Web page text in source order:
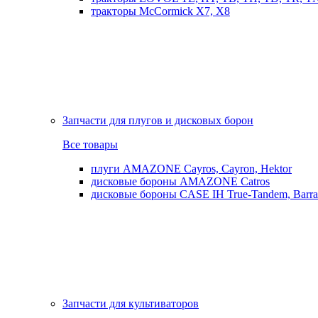
тракторы McCormick X7, X8
Запчасти для плугов и дисковых борон
Все товары
плуги AMAZONE Cayros, Cayron, Hektor
дисковые бороны AMAZONE Catros
дисковые бороны CASE IH True-Tandem,
Запчасти для культиваторов